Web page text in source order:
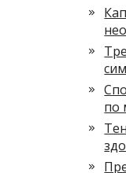
по